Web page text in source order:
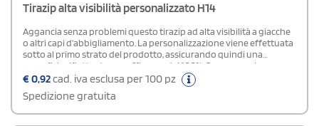
Tirazip alta visibilità personalizzato H14
Aggancia senza problemi questo tirazip ad alta visibilità a giacche
o altri capi d'abbigliamento. La personalizzazione viene effettuata
sotto al primo strato del prodotto, assicurando quindi una
superficie riflettente con efficenza del 100%. Conservare in un
luogo pulito ed asciutto, lontano dalla luce diretta del sole.
Dichiarazione di conformità disponibile a richiesta. Poliestere.
€0,92cad. iva esclusa per 100 pz
Spedizione gratuita